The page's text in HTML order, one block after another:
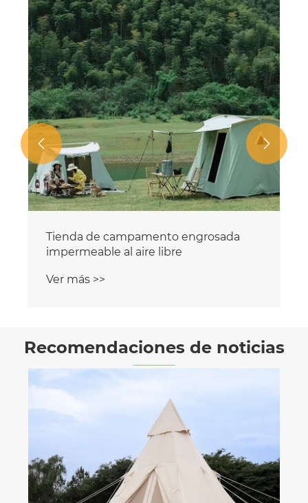
Tienda de campamento engrosada
impermeable al aire libre
Ver más >>
 
Recomendaciones de noticias